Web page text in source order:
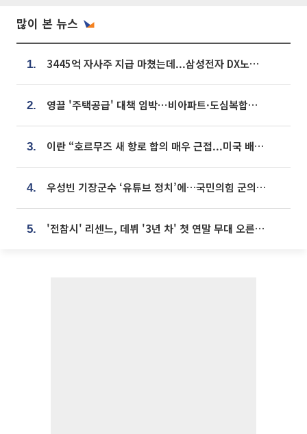
많이 본 뉴스
1. 3445억 자사주 지급 마쳤는데...삼성전자 DX노조, 뒤늦은 '떼쓰기 집회'
2. 영끌 '주택공급' 대책 임박⋯비아파트·도심복합까지 총동원
3. 이란 “호르무즈 새 항로 합의 매우 근접...미국 배상 먼저”
4. 우성빈 기장군수 ‘유튜브 정치’에…국민의힘 군의원들 집단 반발
5. '전참시' 리센느, 데뷔 '3년 차' 첫 연말 무대 오른다⋯"그동안 섭외 안 와"